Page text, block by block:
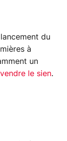
du
à
un
le sien.